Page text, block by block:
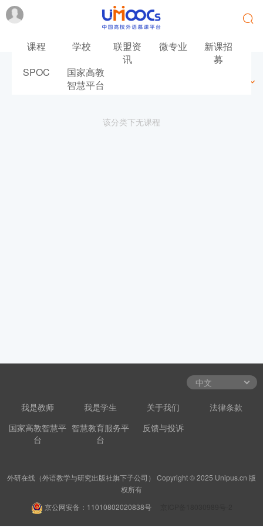
课程 学校
联盟资
讯
微专业
新课招
募
SPOC
国家高教
智慧平台
该分类下无课程
我是教师 我是学生 关于我们
法律条款
国家高教智慧平
台
智慧教育服务平
台
反馈与投诉
外研在线（外语教学与研究出版社旗下子公司） Copyright © 2025 Unipus.cn 版
权所有
京公网安备：11010802020838号